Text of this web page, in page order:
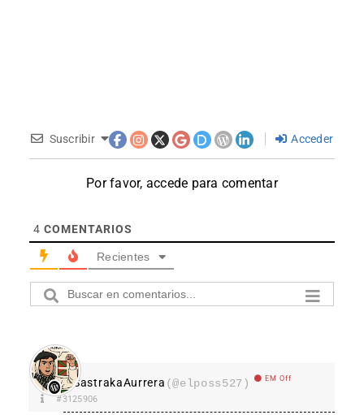
Suscribir Acceder
Por favor, accede para comentar
4 COMENTARIOS
Recientes
SastrakaAurrera (@elposs527) EM Off
#3125906